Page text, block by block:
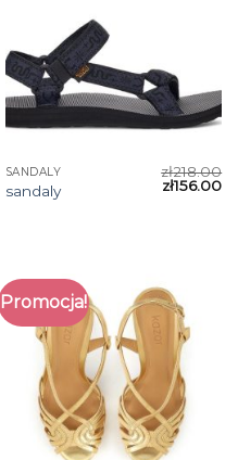
SANDALY
sandaly
zł218.00
zł156.00
Promocja!